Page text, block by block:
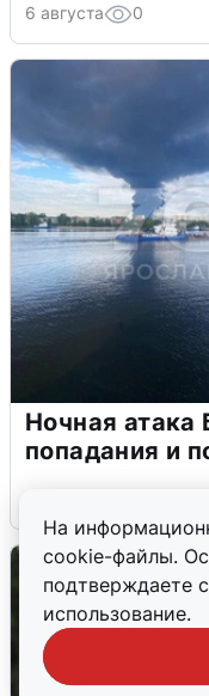
На
cookie-файлы.
подтверждаете
использование.
6 августа 0
Ночная
попадания и